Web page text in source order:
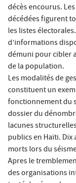
décès encourus.
décédées figurent
les listes
d’informations
démuni pour cibler
de la population.
Les modalités de
constituent un
fonctionnement du
dossier du
lacunes
publics en Haïti.
morts lors du
Apres le
des organisations